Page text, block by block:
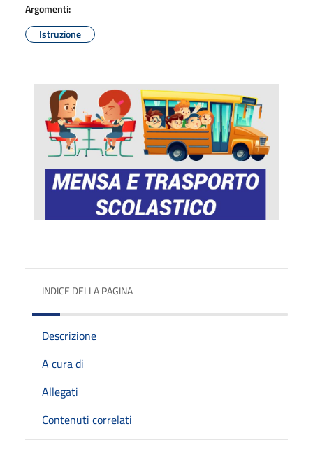
Argomenti:
Istruzione
INDICE DELLA PAGINA
Descrizione
A cura di
Allegati
Contenuti correlati